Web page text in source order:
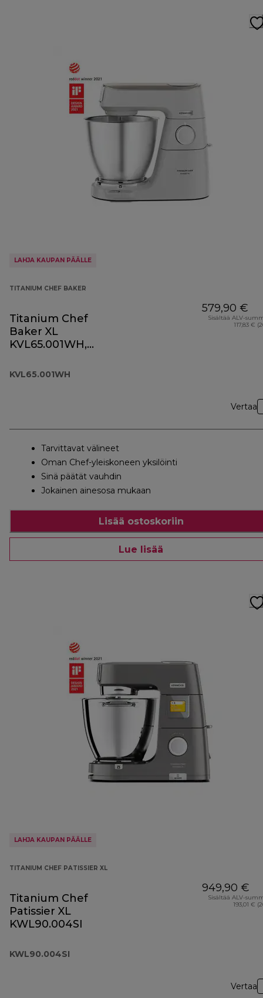
LAHJA KAUPAN PÄÄLLE
TITANIUM CHEF BAKER
Titanium Chef
Baker XL
KVL65.001WH,
KVL65.001WH
579,90 €
Sisältää ALV-
117,83 €
Vertaa
Tarvittavat välineet
Oman Chef-yleiskoneen yksilöinti
Sinä päätät vauhdin
Jokainen ainesosa mukaan
Lisää ostoskoriin
Lue lisää
LAHJA KAUPAN PÄÄLLE
TITANIUM CHEF PATISSIER XL
Titanium Chef
Patissier XL
KWL90.004SI
KWL90.004SI
949,90 €
Sisältää ALV-
193,01 €
Vertaa